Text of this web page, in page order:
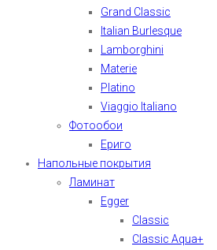
Grand Classic
Italian Burlesque
Lamborghini
Materie
Platino
Viaggio Italiano
Фотообои
Ериго
Напольные покрытия
Ламинат
Egger
Classic
Classic Aqua+